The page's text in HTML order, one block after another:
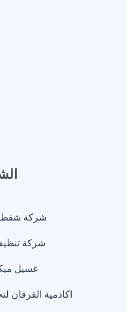
شركة شفط
شركة
غسيل
اكادمية الفرقان